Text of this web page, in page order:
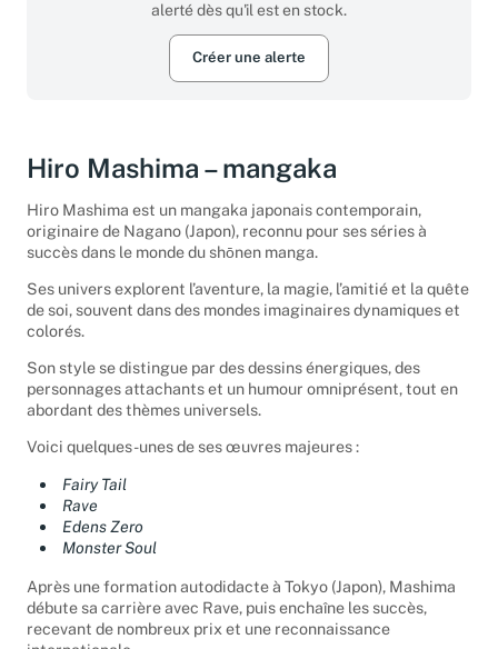
alerté dès qu'il est en stock.
Créer une alerte
Hiro Mashima – mangaka
Hiro Mashima est un mangaka japonais contemporain,
originaire de Nagano (Japon), reconnu pour ses séries à
succès dans le monde du shōnen manga.
Ses univers explorent l’aventure, la magie, l’amitié et la quête
de soi, souvent dans des mondes imaginaires dynamiques et
colorés.
Son style se distingue par des dessins énergiques, des
personnages attachants et un humour omniprésent, tout en
abordant des thèmes universels.
Voici quelques-unes de ses œuvres majeures :
Fairy Tail
Rave
Edens Zero
Monster Soul
Après une formation autodidacte à Tokyo (Japon), Mashima
débute sa carrière avec Rave, puis enchaîne les succès,
recevant de nombreux prix et une reconnaissance